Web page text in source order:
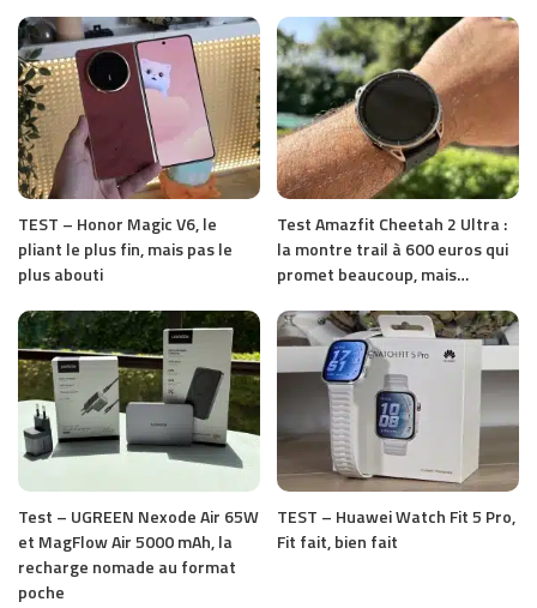
TEST – Honor Magic V6, le
pliant le plus fin, mais pas le
plus abouti
Test Amazfit Cheetah 2 Ultra :
la montre trail à 600 euros qui
promet beaucoup, mais…
Test – UGREEN Nexode Air 65W
et MagFlow Air 5000 mAh, la
recharge nomade au format
poche
TEST – Huawei Watch Fit 5 Pro,
Fit fait, bien fait